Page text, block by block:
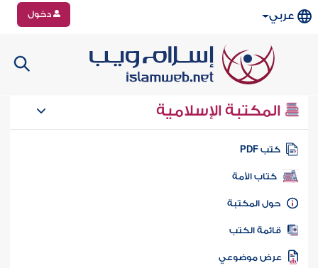
عربي دخول
المكتبة الإسلامية
كتب PDF
كتاب الأمة
المكتبة
الكتب